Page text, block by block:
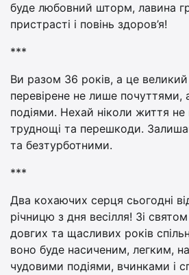
буде любовний шторм, лавина
пристрасті і повінь здоров’я!
***
Ви разом 36 років, а це
перевірене не лише почуттями,
подіями. Нехай ніколи життя не
труднощі та перешкоди.
та безтурботними.
***
Два кохаючих серця сьогодні
річницю з дня весілля! Зі
довгих та щасливих років
воно буде насиченим, легким,
чудовими подіями, вчинками і